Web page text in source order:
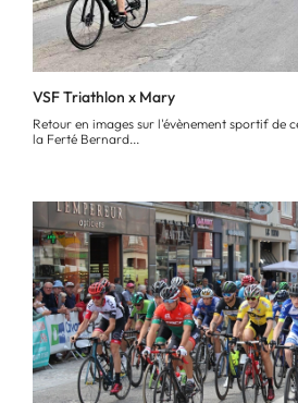
VSF Triathlon x Mary
Retour en images sur l'évènement sportif de
la Ferté Bernard...